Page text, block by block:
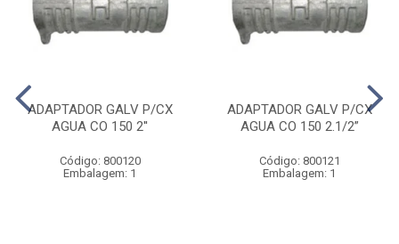
ADAPTADOR GALV P/CX
AGUA CO 150 2''
Código: 800120
Embalagem: 1
ADAPTADOR GALV P/CX
AGUA CO 150 2.1/2”
Código: 800121
Embalagem: 1